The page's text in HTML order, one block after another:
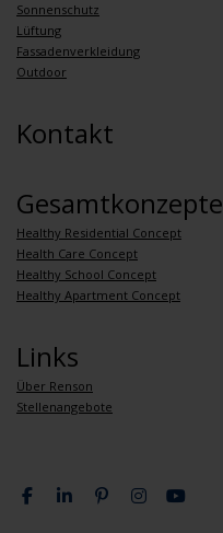
Sonnenschutz
Lüftung
Fassadenverkleidung
Outdoor
Kontakt
Gesamtkonzepte
Healthy Residential Concept
Health Care Concept
Healthy School Concept
Healthy Apartment Concept
Links
Über Renson
Stellenangebote